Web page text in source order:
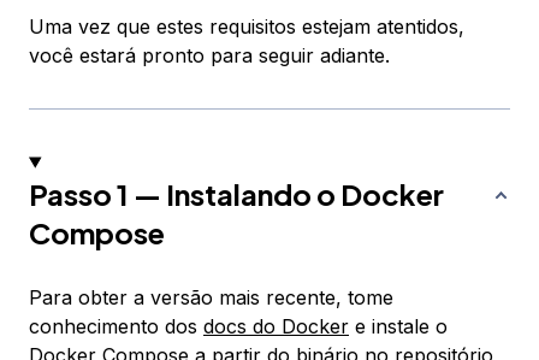
Uma vez que estes requisitos estejam atentidos,
você estará pronto para seguir adiante.
Passo 1 — Instalando o Docker
Compose
Para obter a versão mais recente, tome
conhecimento dos docs do Docker e instale o